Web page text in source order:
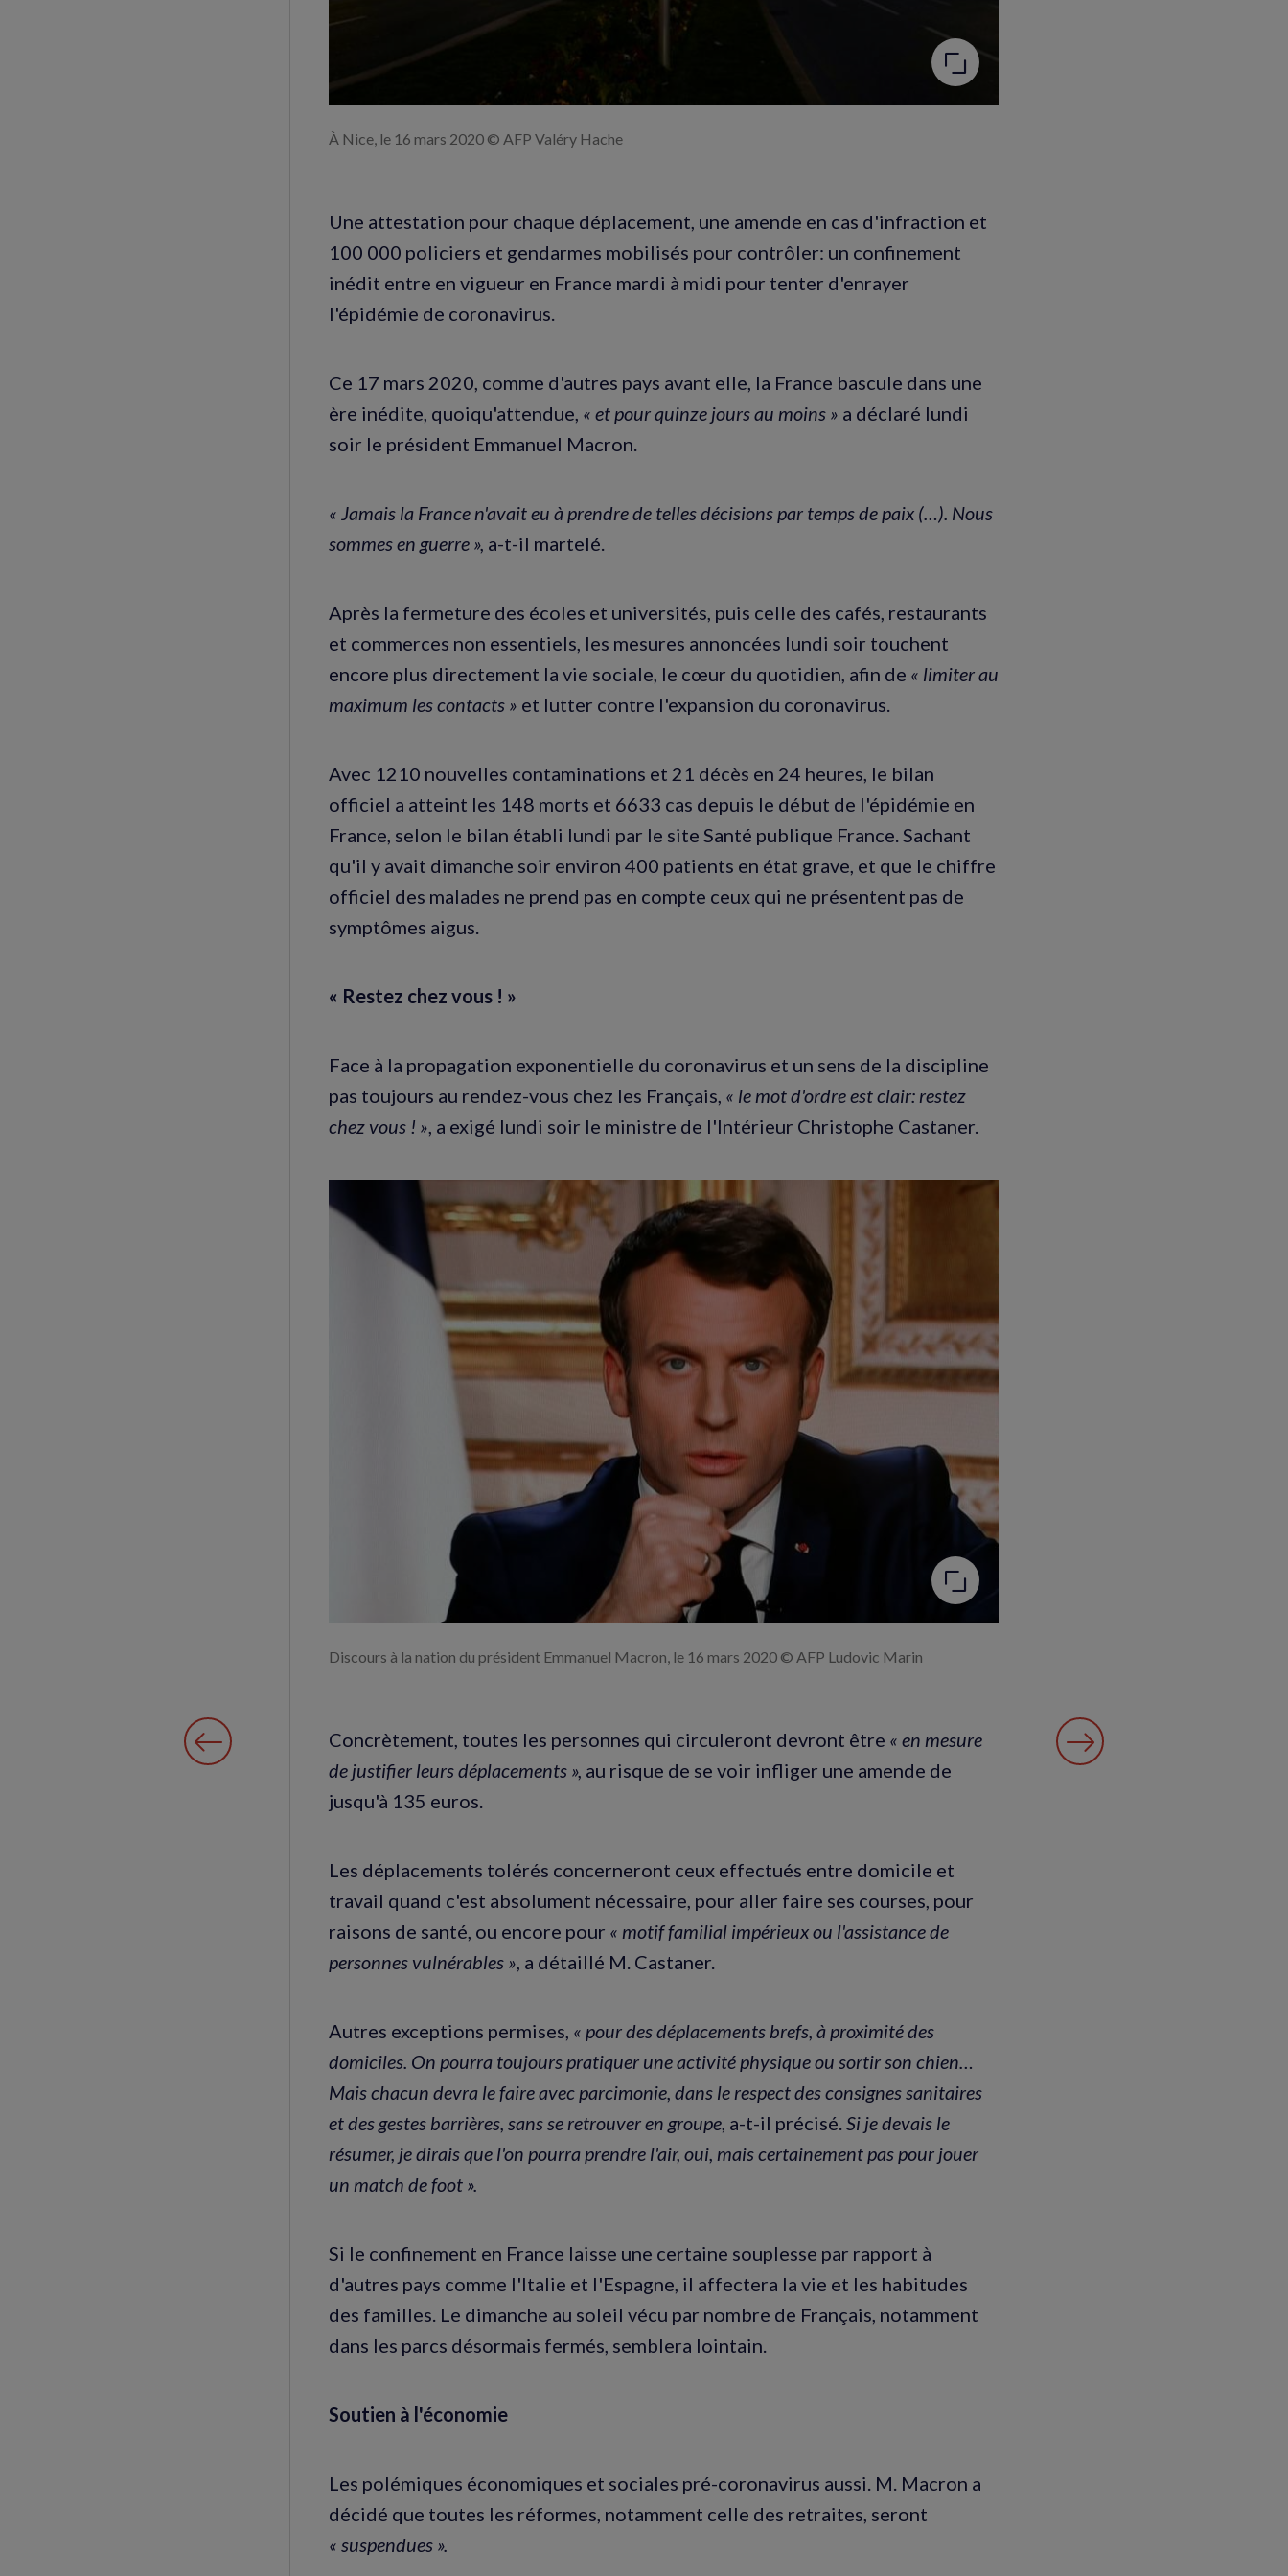
À Nice, le 16 mars 2020 © AFP Valéry Hache
Une attestation pour chaque déplacement, une amende en cas d'infraction et
100 000 policiers et gendarmes mobilisés pour contrôler: un confinement
inédit entre en vigueur en France mardi à midi pour tenter d'enrayer
l'épidémie de coronavirus.
Ce 17 mars 2020, comme d'autres pays avant elle, la France bascule dans une
ère inédite, quoiqu'attendue, « et pour quinze jours au moins » a déclaré lundi
soir le président Emmanuel Macron.
« Jamais la France n'avait eu à prendre de telles décisions par temps de paix (…). Nous
sommes en guerre », a-t-il martelé.
Après la fermeture des écoles et universités, puis celle des cafés, restaurants
et commerces non essentiels, les mesures annoncées lundi soir touchent
encore plus directement la vie sociale, le cœur du quotidien, afin de « limiter au
maximum les contacts » et lutter contre l'expansion du coronavirus.
Avec 1210 nouvelles contaminations et 21 décès en 24 heures, le bilan
officiel a atteint les 148 morts et 6633 cas depuis le début de l'épidémie en
France, selon le bilan établi lundi par le site Santé publique France. Sachant
qu'il y avait dimanche soir environ 400 patients en état grave, et que le chiffre
officiel des malades ne prend pas en compte ceux qui ne présentent pas de
symptômes aigus.
« Restez chez vous ! »
Face à la propagation exponentielle du coronavirus et un sens de la discipline
pas toujours au rendez-vous chez les Français, « le mot d'ordre est clair: restez
chez vous ! » , a exigé lundi soir le ministre de l'Intérieur Christophe Castaner.
l'image
Discours à la nation du président Emmanuel Macron, le 16 mars 2020 © AFP Ludovic Marin
Concrètement, toutes les personnes qui circuleront devront être « en mesure
de justifier leurs déplacements », au risque de se voir infliger une amende de
jusqu'à 135 euros.
Les déplacements tolérés concerneront ceux effectués entre domicile et
travail quand c'est absolument nécessaire, pour aller faire ses courses, pour
raisons de santé, ou encore pour « motif familial impérieux ou l'assistance de
personnes vulnérables », a détaillé M. Castaner.
Autres exceptions permises, « pour des déplacements brefs, à proximité des
domiciles. On pourra toujours pratiquer une activité physique ou sortir son chien…
Mais chacun devra le faire avec parcimonie, dans le respect des consignes sanitaires
et des gestes barrières, sans se retrouver en groupe, a-t-il précisé.Si je devais le
résumer, je dirais que l'on pourra prendre l'air, oui, mais certainement pas pour jouer
un match de foot ».
Si le confinement en France laisse une certaine souplesse par rapport à
d'autres pays comme l'Italie et l'Espagne, il affectera la vie et les habitudes
des familles. Le dimanche au soleil vécu par nombre de Français, notamment
dans les parcs désormais fermés, semblera lointain.
Soutien à l'économie
Les polémiques économiques et sociales pré-coronavirus aussi. M. Macron a
décidé que toutes les réformes, notamment celle des retraites, seront
« suspendues ».